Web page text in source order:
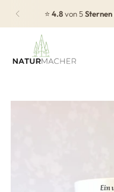
⭐ 4.8von 5Sternen